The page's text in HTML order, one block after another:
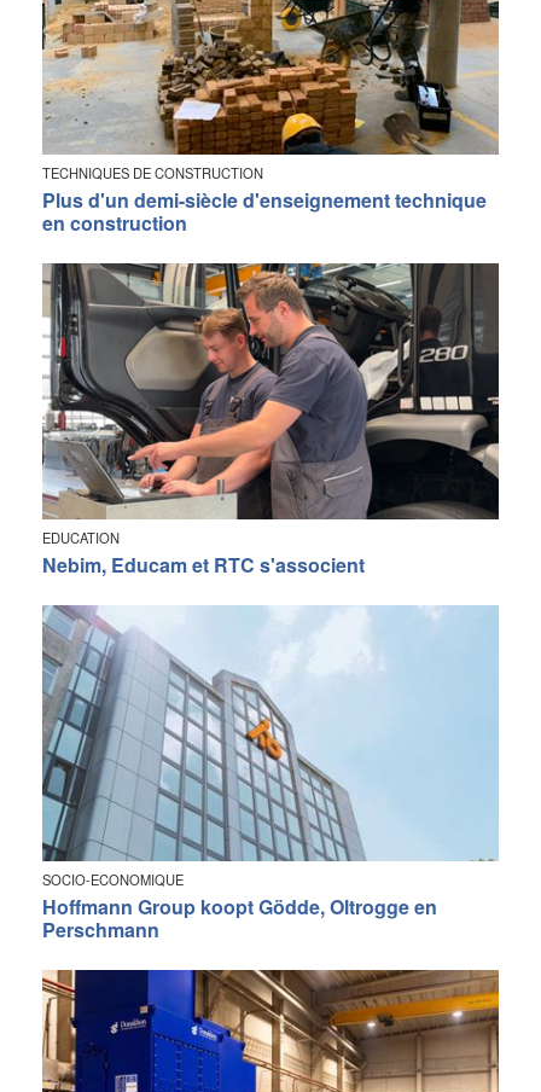
TECHNIQUES DE CONSTRUCTION
Plus d'un demi-siècle d'enseignement technique
en construction
EDUCATION
Nebim, Educam et RTC s'associent
SOCIO-ECONOMIQUE
Hoffmann Group koopt Gödde, Oltrogge en
Perschmann